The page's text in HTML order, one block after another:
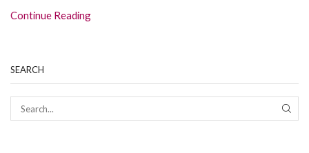
Continue Reading
SEARCH